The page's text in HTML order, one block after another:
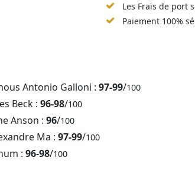
Les Frais de port
Paiement 100%
Antonio Galloni : 97-99/100
Beck : 96-98/100
Anson : 96/100
Ma : 97-99/100
: 96-98/100